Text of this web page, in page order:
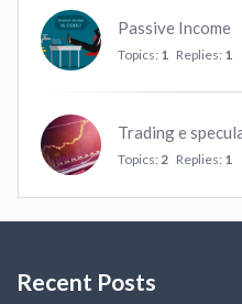
Passive Income
Topics: 1 Replies: 1
Trading e
Topics: 2 Replies: 1
Recent Posts